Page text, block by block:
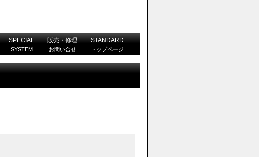
SPECIAL
SYSTEM
販売・修理
お問い合せ
STANDARD
トップページ